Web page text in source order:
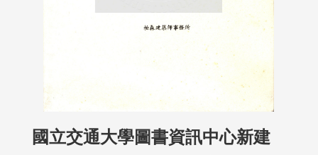
國立交通大學圖書資訊中心新建